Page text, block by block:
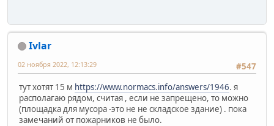
Ivlar
#547
02 ноября 2022, 12:13:29
тут хотят 15 м https://www.normacs.info/answers/1946. я
располагаю рядом, считая , если не запрещено, то можно
(площадка для мусора -это не не складское здание) . пока
замечаний от пожарников не было.